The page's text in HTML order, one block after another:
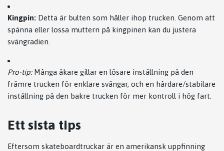
Kingpin: Detta är bulten som håller ihop trucken. Genom att
spänna eller lossa muttern på kingpinen kan du justera
svängradien.
Pro-tip:Många åkare gillar en lösare inställning på den
främre trucken för enklare svängar, och en hårdare/stabilare
inställning på den bakre trucken för mer kontroll i hög fart.
Ett sista tips
Eftersom skateboardtruckar är en amerikansk uppfinning